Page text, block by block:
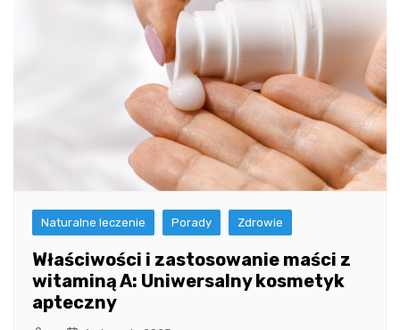
Naturalne leczenie Porady Zdrowie
Właściwości i zastosowanie maści z
witaminą A: Uniwersalny kosmetyk
apteczny